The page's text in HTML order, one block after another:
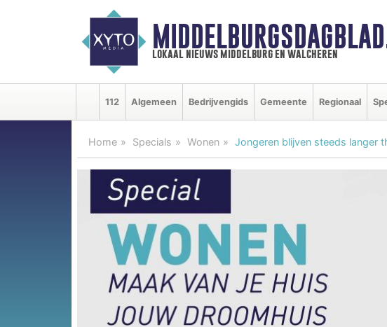
lokaal nieuws middelburg en walcheren
112 Algemeen Bedrijvengids Gemeente Regionaal
Home Specials Wonen Jongeren blijven steeds langer